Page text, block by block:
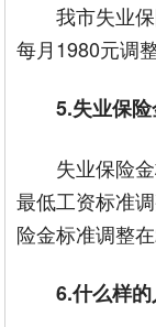
我市失业
每月1980元调
5.失业保
失业保险
最低工资标准
险金标准调整在
6.什么样